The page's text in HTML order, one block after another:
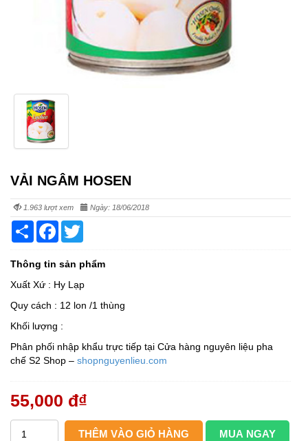
VẢI NGÂM HOSEN
1.963 lượt xem Ngày: 18/06/2018
Share Facebook
Thông tin sản phẩm
Xuất Xứ : Hy Lạp
Quy cách : 12 lon /1 thùng
Khối lượng :
Phân phối nhập khẩu trực tiếp tại Cửa hàng nguyên liệu pha
chế S2 Shop – shopnguyenlieu.com
55,000 đ₫